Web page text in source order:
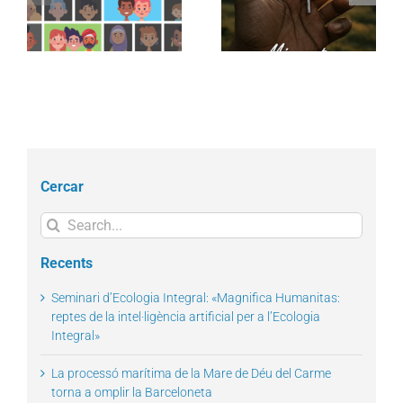
Migrant i del Refugiat
2025
per «teixir comunitats
acollidores»
Cercar
Search
for:
Recents
Seminari d’Ecologia Integral: «Magnifica Humanitas:
reptes de la intel·ligència artificial per a l’Ecologia
Integral»
La processó marítima de la Mare de Déu del Carme
torna a omplir la Barceloneta